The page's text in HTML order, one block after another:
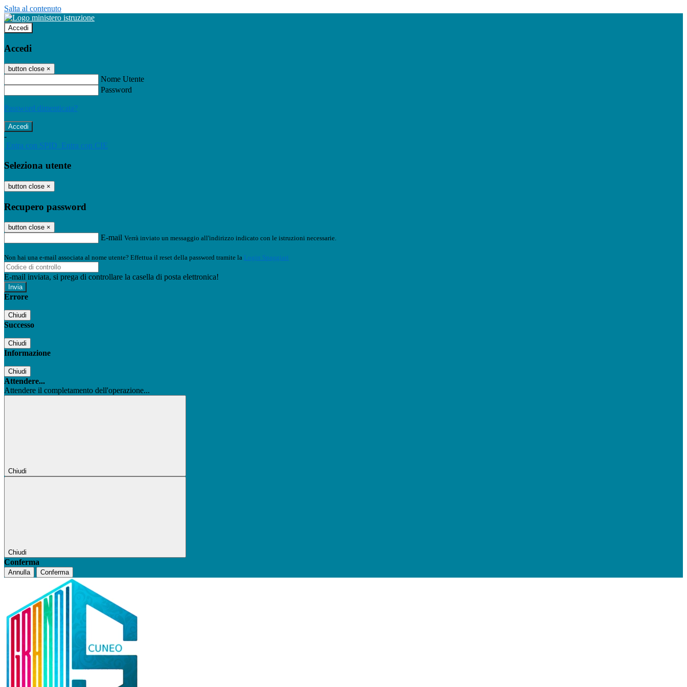
Salta al contenuto
Accedi
Accedi
button close ×
Nome Utente
Password
Password dimenticata?
-
Entra con SPID Entra con CIE
Seleziona utente
button close ×
Recupero password
button close ×
E-mail Verrà inviato un messaggio all'indirizzo indicato con le istruzioni necessarie.
Non hai una e-mail associata al nome utente? Effettua il reset della password tramite la Login Spaggiari
E-mail inviata, si prega di controllare la casella di posta elettronica!
Errore
Chiudi
Successo
Chiudi
Informazione
Chiudi
Attendere...
Attendere il completamento dell'operazione...
Chiudi
Chiudi
Conferma
Annulla Conferma